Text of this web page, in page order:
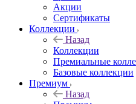
Акции
Сертификаты
Коллекции
Назад
Коллекции
Премиальные
Базовые коллекции
Премиум
Назад